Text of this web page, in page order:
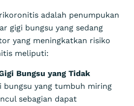
adalah penumpukan
gigi bungsu yang sedang
yang meningkatkan risiko
meliputi:
Bungsu yang Tidak
bungsu yang tumbuh miring
sebagian dapat